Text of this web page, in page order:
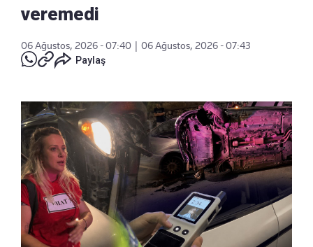
veremedi
06 Ağustos, 2026 - 07:40
06 Ağustos, 2026 - 07:43
Paylaş